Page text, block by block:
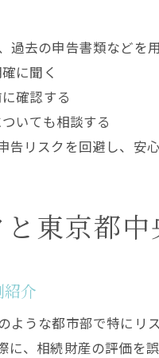
去の申告書類などを
に聞く
確認する
いても相談する
リスクを回避し、安
東京都
介
ような都市部で特に
に、相続財産の評価